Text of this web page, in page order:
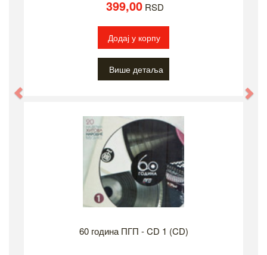
399,00 RSD
Додај у корпу
Више детаља
60 година ПГП - CD 1 (CD)